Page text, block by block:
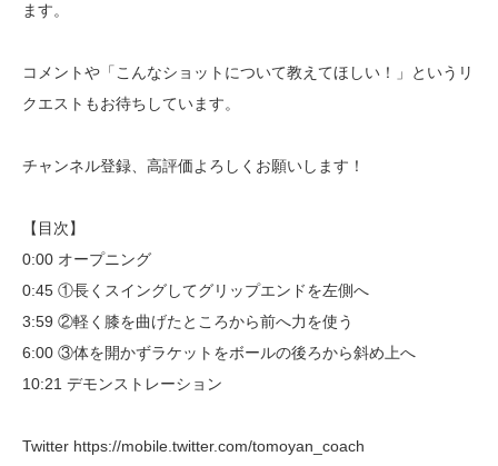
ます。
コメントや「こんなショットについて教えてほしい！」というリ
クエストもお待ちしています。
チャンネル登録、高評価よろしくお願いします！
【目次】
0:00 オープニング
0:45 ①長くスイングしてグリップエンドを左側へ
3:59 ②軽く膝を曲げたところから前へ力を使う
6:00 ③体を開かずラケットをボールの後ろから斜め上へ
10:21 デモンストレーション
Twitter https://mobile.twitter.com/tomoyan_coach